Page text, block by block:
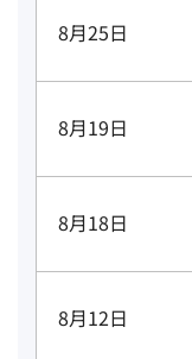
8月25日
8月19日
8月18日
8月12日